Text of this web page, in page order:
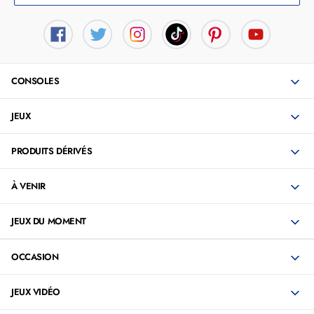
CONSOLES
JEUX
PRODUITS DÉRIVÉS
À VENIR
JEUX DU MOMENT
OCCASION
JEUX VIDÉO